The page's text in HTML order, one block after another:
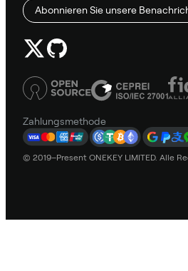
Abonnieren Sie unsere
Zahlungsmethode
© 2019–Present ONEKEY LIMITED. Alle